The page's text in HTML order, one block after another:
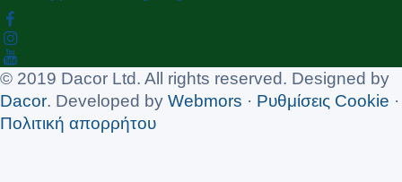
© 2019 Dacor Ltd. All rights reserved. Designed by
Dacor. Developed by Webmors · Ρυθμίσεις Cookie ·
Πολιτική απορρήτου